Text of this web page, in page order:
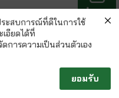
คำนวณ
กระดาษ
ะสบการณ์ที่ดีในการใช้
อียดได้ที่
การความเป็นส่วนตัวเอง
ยอมรับ